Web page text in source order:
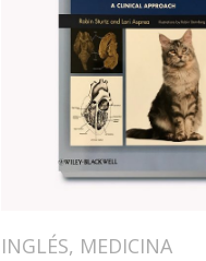
INGLÉS, MEDICINA